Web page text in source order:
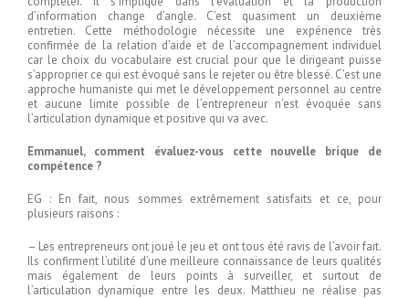
d’information change d’angle. C’est quasiment un deuxième
entretien. Cette méthodologie nécessite une expérience très
confirmée de la relation d’aide et de l’accompagnement individuel
car le choix du vocabulaire est crucial pour que le dirigeant puisse
s’approprier ce qui est évoqué sans le rejeter ou être blessé. C’est une
approche humaniste qui met le développement personnel au centre
et aucune limite possible de l’entrepreneur n’est évoquée sans
l’articulation dynamique et positive qui va avec.
Emmanuel, comment évaluez-vous cette nouvelle brique de
compétence ?
EG : En fait, nous sommes extrêmement satisfaits et ce, pour
plusieurs raisons :
– Les entrepreneurs ont joué le jeu et ont tous été ravis de l’avoir fait.
Ils confirment l’utilité d’une meilleure connaissance de leurs qualités
mais également de leurs points à surveiller, et surtout de
l’articulation dynamique entre les deux. Matthieu ne réalise pas